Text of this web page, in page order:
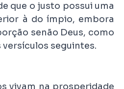
que o justo possui uma
à do ímpio, embora
senão Deus, como
seguintes.
vivam na prosperidade